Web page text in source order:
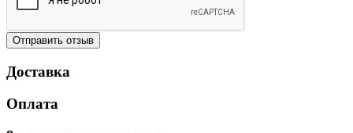
Отправить отзыв
Доставка
Оплата